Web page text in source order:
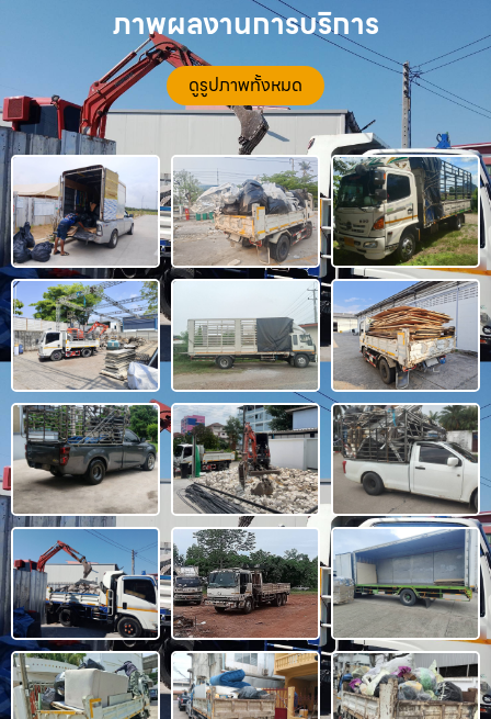
ภาพผลงานการบริการ
ดูรูปภาพทั้งหมด